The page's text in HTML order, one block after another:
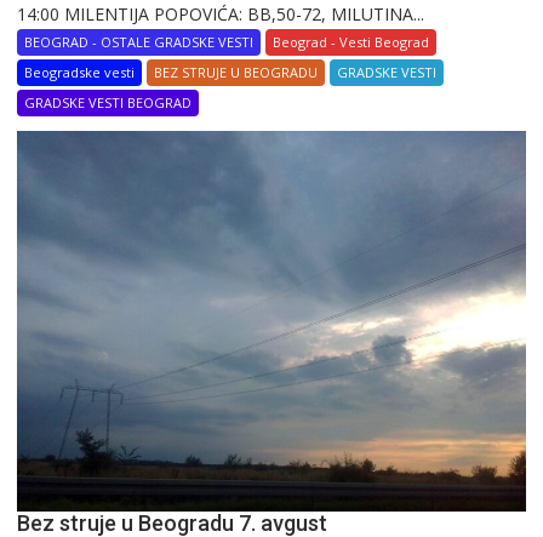
14:00 MILENTIJA POPOVIĆA: BB,50-72, MILUTINA...
BEOGRAD - OSTALE GRADSKE VESTI
Beograd - Vesti Beograd
Beogradske vesti
BEZ STRUJE U BEOGRADU
GRADSKE VESTI
GRADSKE VESTI BEOGRAD
Bez struje u Beogradu 7. avgust